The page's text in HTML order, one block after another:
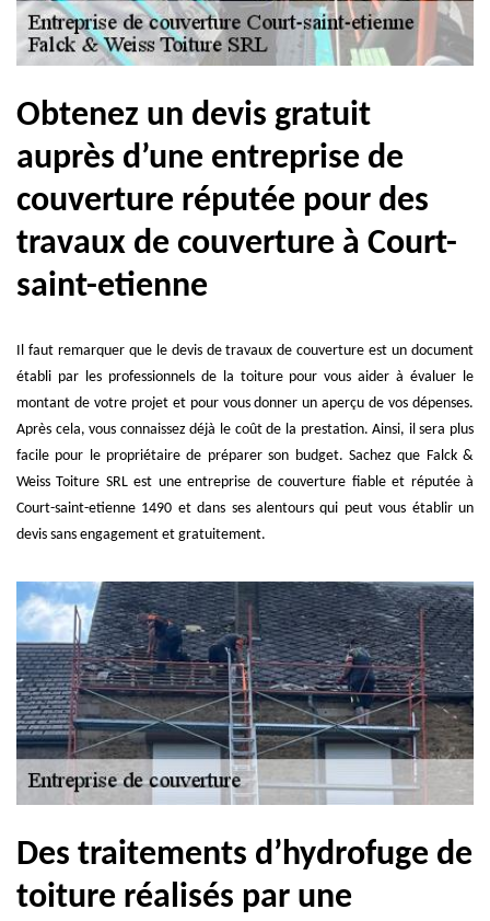
Obtenez un devis gratuit
auprès d’une entreprise de
couverture réputée pour des
travaux de couverture à Court-
saint-etienne
Il faut remarquer que le devis de travaux de couverture est un document
établi par les professionnels de la toiture pour vous aider à évaluer le
montant de votre projet et pour vous donner un aperçu de vos dépenses.
Après cela, vous connaissez déjà le coût de la prestation. Ainsi, il sera plus
facile pour le propriétaire de préparer son budget. Sachez que Falck &
Weiss Toiture SRL est une entreprise de couverture fiable et réputée à
Court-saint-etienne 1490 et dans ses alentours qui peut vous établir un
devis sans engagement et gratuitement.
Des traitements d’hydrofuge de
toiture réalisés par une